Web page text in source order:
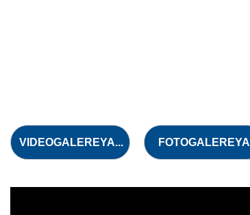
VIDEOGALEREYA... FOTOGALEREYA